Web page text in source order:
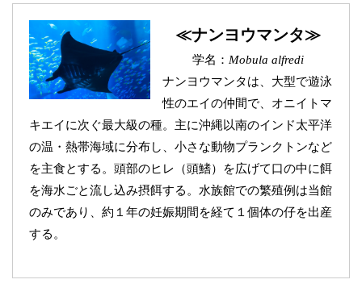
≪ナンヨウマンタ≫
学名： Mobula alfredi
ナンヨウマンタは、大型で遊泳
性のエイの仲間で、オニイトマ
キエイに次ぐ最大級の種。主に沖縄以南のインド太平洋
の温・熱帯海域に分布し、小さな動物プランクトンなど
を主食とする。頭部のヒレ（頭鰭）を広げて口の中に餌
を海水ごと流し込み摂餌する。水族館での繁殖例は当館
のみであり、約１年の妊娠期間を経て１個体の仔を出産
する。